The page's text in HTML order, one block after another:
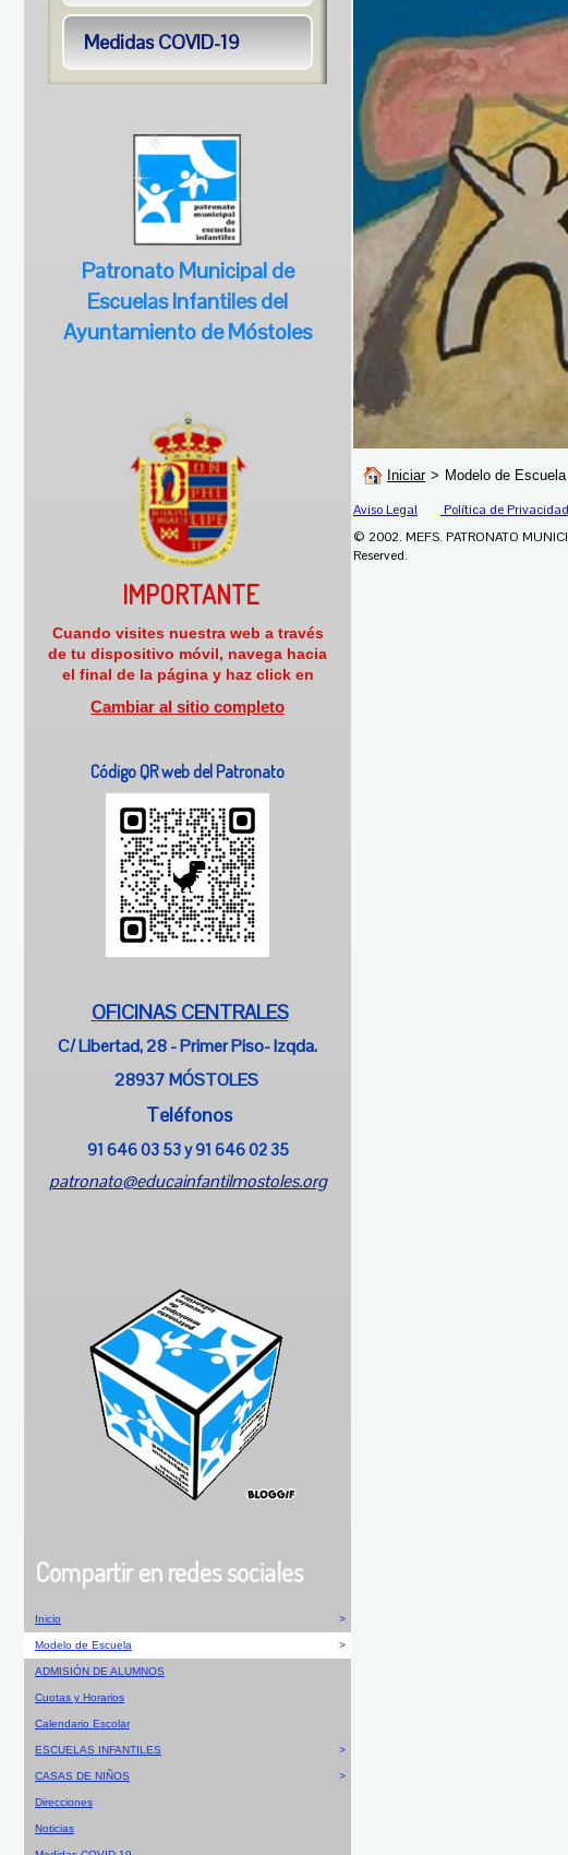
Medidas COVID-19
Patronato Municipal de
Escuelas Infantiles del
Ayuntamiento de Móstoles
IMPORTANTE
Cuando visites nuestra web a través
de tu dispositivo móvil, navega hacia
el final de la página y haz click en
Cambiar al sitio completo
Código QR web del Patronato
OFICINAS CENTRALES
C/ Libertad, 28 - Primer Piso- Izqda.
28937 MÓSTOLES
Teléfonos
91 646 03 53 y91 646 02 35
patronato@educainfantilmostoles.org
Compartir en redes sociales
>
Inicio
>
Modelo de Escuela
ADMISIÓN DE ALUMNOS
Cuotas y Horarios
Calendario Escolar
>
ESCUELAS INFANTILES
>
CASAS DE NIÑOS
Direcciones
Noticias
Iniciar > Modelo de Escuela
Aviso Legal
Política de Privacidad
© 2002. MEFS. PATRONATO
Reserved.